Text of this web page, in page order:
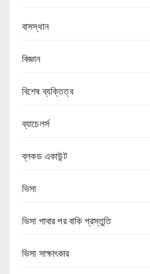
বাসস্থান
বিজ্ঞান
বিশেষ ব্যক্তিত্ব
ব্যাচেলর্স
ব্লকড একাউন্ট
ভিসা
ভিসা পাবার পর বাকি প্রস্তুতি
ভিসা সাক্ষাৎকার